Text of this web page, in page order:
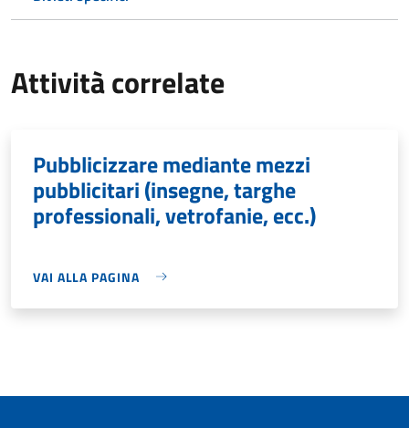
Attività correlate
Pubblicizzare mediante mezzi
pubblicitari (insegne, targhe
professionali, vetrofanie, ecc.)
VAI ALLA PAGINA